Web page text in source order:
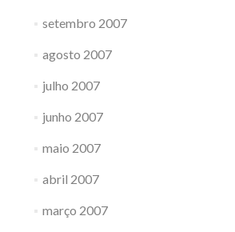
setembro 2007
agosto 2007
julho 2007
junho 2007
maio 2007
abril 2007
março 2007